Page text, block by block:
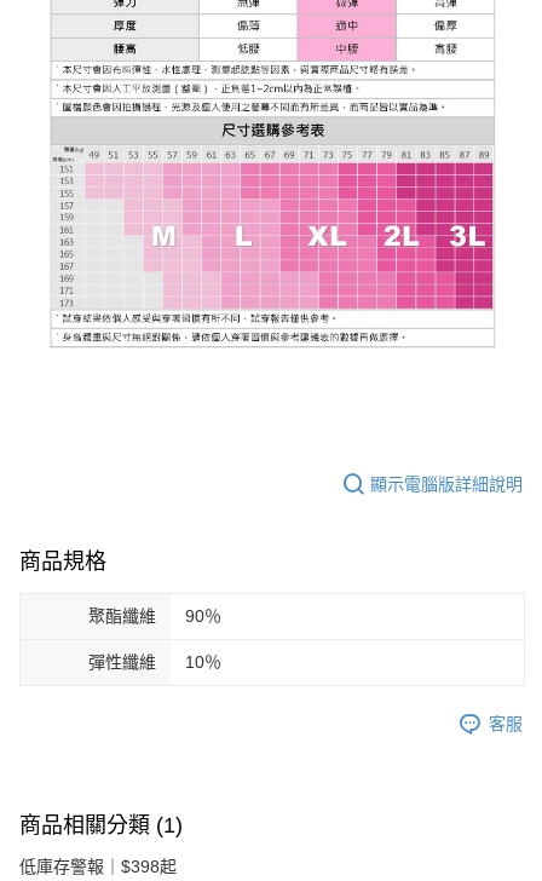
顯示電腦版詳細說明
商品規格
聚酯纖維 90％
彈性纖維 10％
客服
商品相關分類 (1)
低庫存警報｜$398起